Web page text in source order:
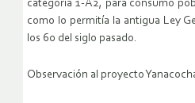
categoría 1-A2, para consumo
como lo permitía la antigua Ley
los 60 del siglo pasado.
Observación al proyecto